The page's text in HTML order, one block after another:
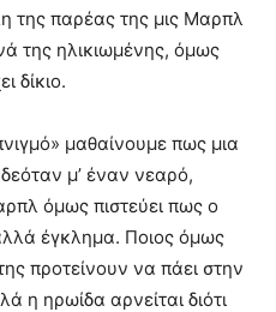
της παρέας της μις Μαρπλ
της ηλικιωμένης, όμως
δίκιο.
μαθαίνουμε πως μια
μ’ έναν νεαρό,
όμως πιστεύει πως ο
έγκλημα. Ποιος όμως
προτείνουν να πάει στην
η ηρωίδα αρνείται διότι